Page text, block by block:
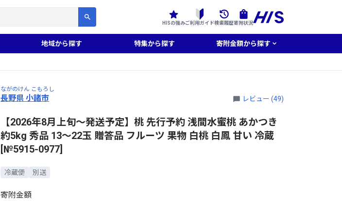
HISの強みご利用ガイド検索履歴寄附状況
地域から探す 特集から探す 寄附金額から探す
ながのけん こもろし
長野県 小諸市 レビュー (49)
【2026年8月上旬～発送予定】桃 先行予約 浅間水蜜桃 あかつき
約5kg 秀品 13～22玉 贈答品 フルーツ 果物 白桃 白鳳 甘い 冷蔵
[№5915-0977]
冷蔵便 別送
寄附金額